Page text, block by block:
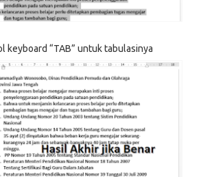
keyboard “TAB” untuk tabulasinya